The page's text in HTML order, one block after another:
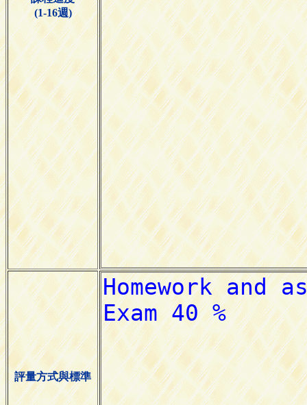
(1-16週)
評量方式與標準